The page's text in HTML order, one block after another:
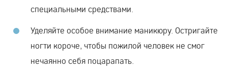
специальными средствами.
Уделяйте особое внимание маникюру. Остригайте
ногти короче, чтобы пожилой человек не смог
нечаянно себя поцарапать.